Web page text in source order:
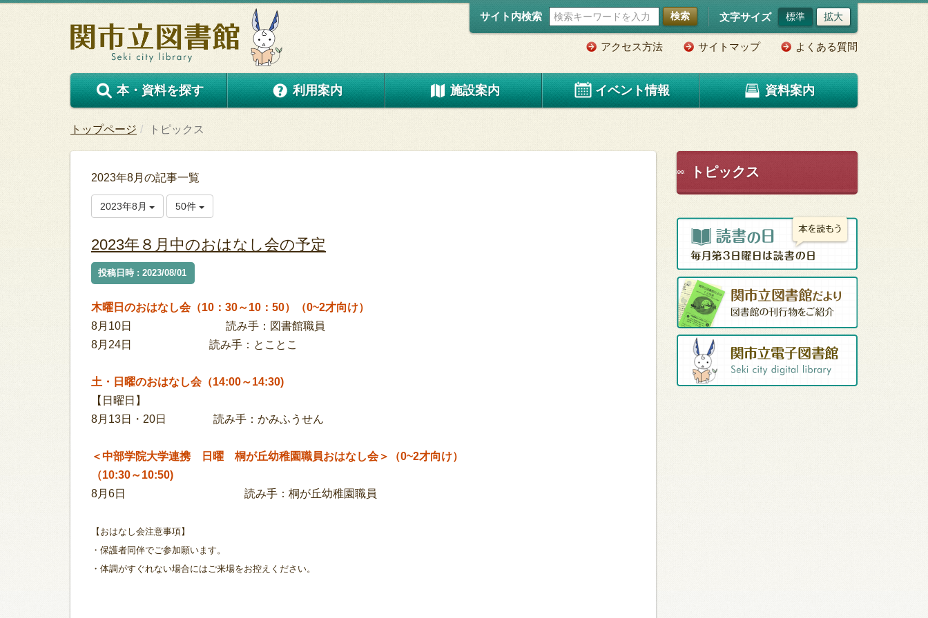
サイト内検索 検索 文字サイズ 標準 拡大
アクセス方法 サイトマップ よくある質問
本・資料を探す 利用案内 施設案内 イベント情報 資料案内
トップページ トピックス
2023年8月の記事一覧
2023年8月 50件
2023年８月中のおはなし会の予定
投稿日時 : 2023/08/01
木曜日のおはなし会（10：30～10：50）（0~2才向け）
8月10日 読み手：図書館職員
8月24日
読み手：とことこ
土・日曜のおはなし会（14:00～14:30)
【日曜日】
8月13日・20日 読み手：かみふうせん
＜中部学院大学連携 日曜 桐が丘幼稚園職員おはなし会＞（0~2才向け）
（10:30～10:50)
8月6日 読み手：桐が丘幼稚園職員
【おはなし会注意事項】
・保護者同伴でご参加願います。
・体調がすぐれない場合にはご来場をお控えください。
トピックス